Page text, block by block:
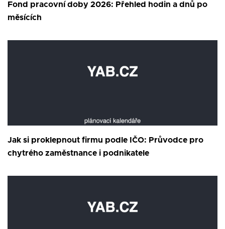
Fond pracovní doby 2026: Přehled hodin a dnů po
měsících
Jak si proklepnout firmu podle IČO: Průvodce pro
chytrého zaměstnance i podnikatele